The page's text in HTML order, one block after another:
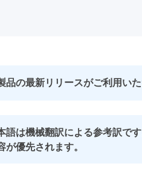
品の最新リリースがご利用いた
語は機械翻訳による参考訳で
が優先されます。